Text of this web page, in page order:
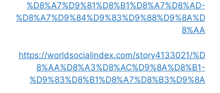
%D8%A7%D9%81%D8%B1%D8%A7%D8%AD-
%D8%A7%D9%84%D9%83%D9%88%D9%8A%D
8%AA
https://worldsocialindex.com/story4133021/%D
8%AA%D8%A3%D8%AC%D9%8A%D8%B1-
%D9%83%D8%B1%D8%A7%D8%B3%D9%8A